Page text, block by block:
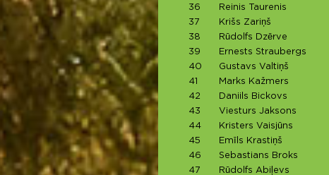
36
Reinis Taurenis
37
Krišs Zariņš
38
Rūdolfs Dzērve
39
Ernests Straubergs
40
Gustavs Valtiņš
41
Marks Kažmers
42
Daniils Bickovs
43
Viesturs Jaksons
44
Kristers Vaisjūns
45
Emīls Krastiņš
46
Sebastians Broks
47
Rūdolfs Abiļevs